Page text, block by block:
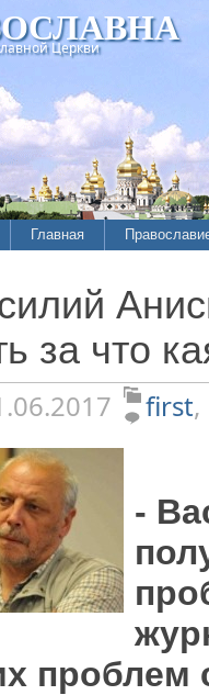
Церкви
прав
хроника
власть
общество
СМИ
Главная
История
Хроники
за что
first,
-
проблем